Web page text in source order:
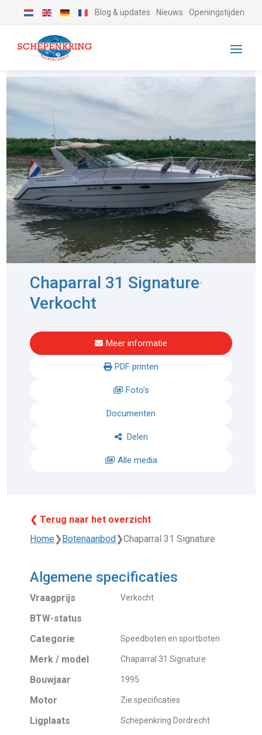
Blog & updates Nieuws Openingstijden
Chaparral 31 Signature-
Verkocht
Meer informatie
PDF printen
Foto's
Documenten
Delen
Alle media
❮ Terug naar het overzicht
Home❯ Botenaanbod ❯Chaparral 31 Signature
Algemene specificaties
Vraagprijs Verkocht
BTW-status
Categorie
Speedboten en sportboten
Merk / model Chaparral 31 Signature
Bouwjaar 1995
Motor Zie specificaties
Ligplaats Schepenkring Dordrecht